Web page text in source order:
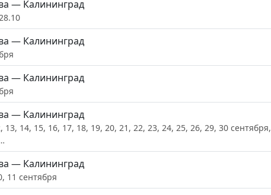
— Калининград
— Калининград
— Калининград
— Калининград
13, 14, 15, 16, 17, 18, 19, 20, 21, 22, 23, 24, 25, 26, 29, 30 сентября,
— Калининград
11 сентября